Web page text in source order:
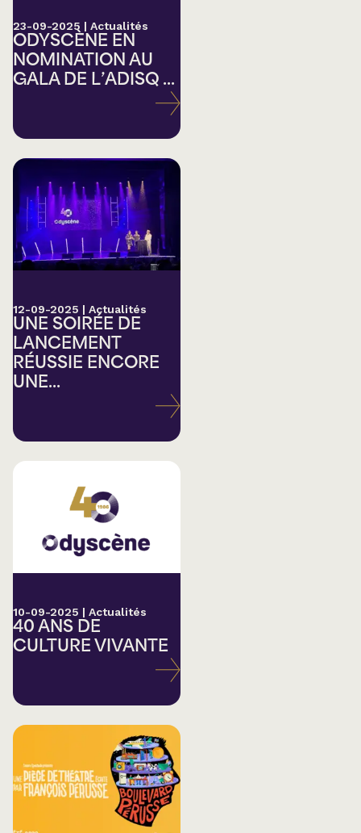
23-09-2025 | Actualités
ODYSCÈNE EN
NOMINATION AU
GALA DE L’ADISQ ...
12-09-2025 | Actualités
UNE SOIRÉE DE
LANCEMENT
RÉUSSIE ENCORE
UNE...
10-09-2025 | Actualités
40 ANS DE
CULTURE VIVANTE